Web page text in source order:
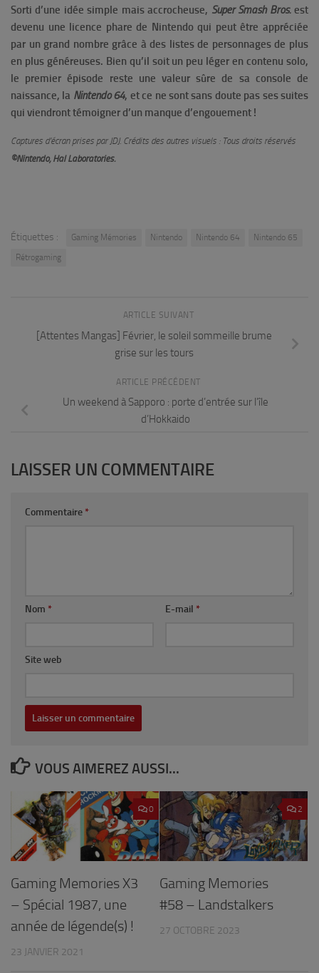
Sorti d’une idée simple mais accrocheuse, Super Smash Bros.est
devenu une licence phare de Nintendo qui peut être appréciée
par un grand nombre grâce à des listes de personnages de plus
en plus généreuses. Bien qu’il soit un peu léger en contenu solo,
le premier épisode reste une valeur sûre de sa console de
naissance, la Nintendo 64, et ce ne sont sans doute pas ses suites
qui viendront témoigner d’un manque d’engouement !
Captures d’écran prises par JDJ. Crédits des autres visuels : Tous droits réservés
©Nintendo, Hal Laboratories.
Étiquettes : Gaming Mémories Nintendo Nintendo 64
Nintendo 65
Rétrogaming
ARTICLE SUIVANT
[Attentes Mangas] Février, le soleil sommeille brume
grise sur les tours
ARTICLE PRÉCÉDENT
Un weekend à Sapporo : porte d’entrée sur l’île
d’Hokkaido
LAISSER UN COMMENTAIRE
Commentaire *
Nom * E-mail *
Site web
VOUS AIMEREZ AUSSI...
0
Gaming Memories X3
– Spécial 1987, une
année de légende(s) !
23 JANVIER 2021
2
Gaming Memories
#58 – Landstalkers
27 OCTOBRE 2023